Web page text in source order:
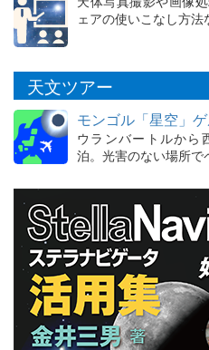
ェアの使いこなし方
天文ツアー
モンゴル「星空」
ウランバートルから
泊。光害のない場所